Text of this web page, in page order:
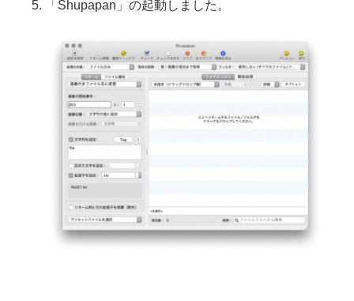
「Shupapan」の起動しました。